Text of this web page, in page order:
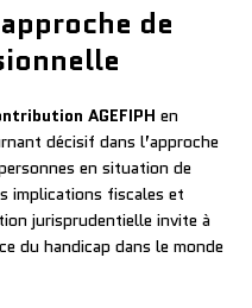
de
AGEFIPH en
décisif dans l’approche
en situation de
implications fiscales et
jurisprudentielle invite à
du handicap dans le monde